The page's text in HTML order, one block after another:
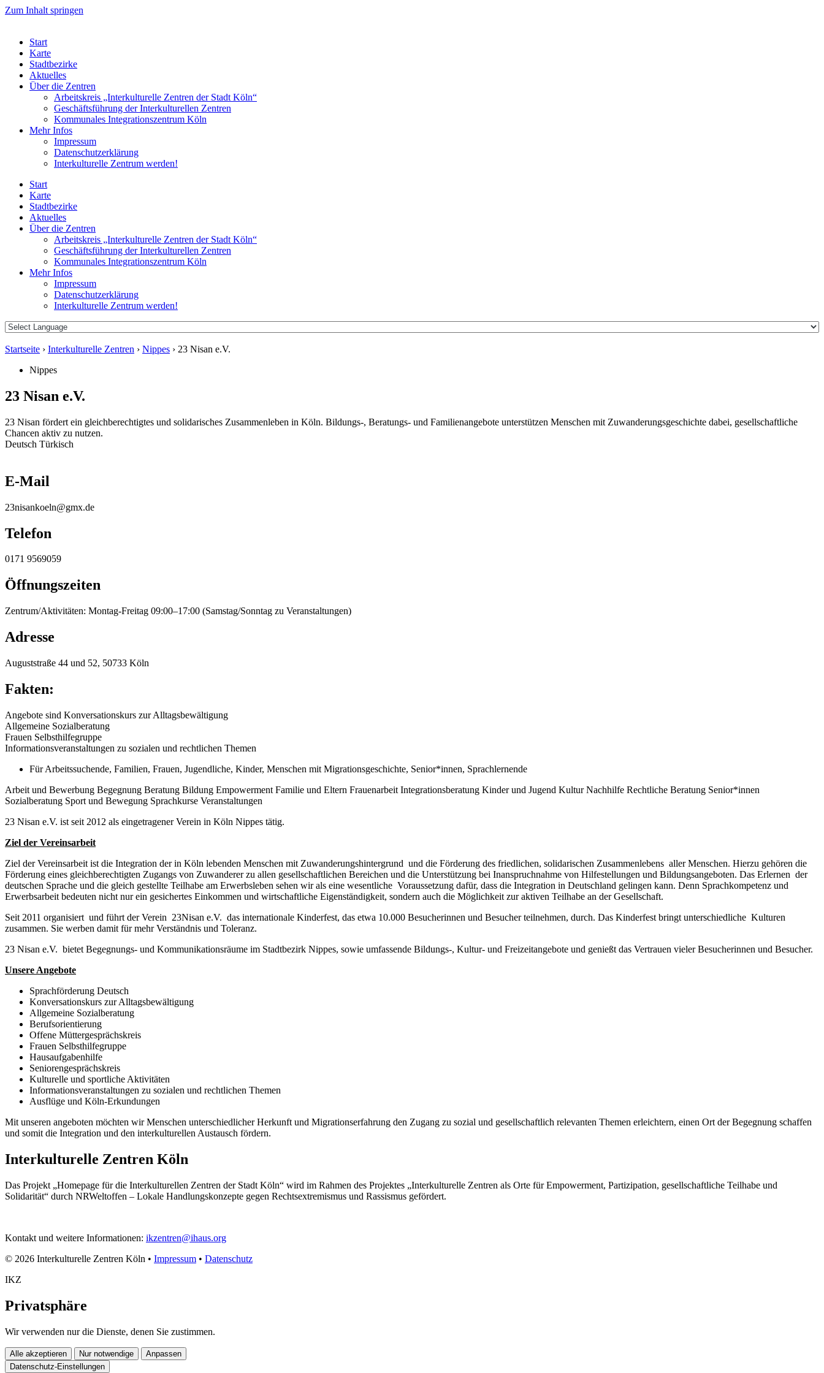
Zum Inhalt springen
Start
Karte
Stadtbezirke
Aktuelles
Über die Zentren
Arbeitskreis „Interkulturelle Zentren der Stadt Köln“
Geschäftsführung der Interkulturellen Zentren
Kommunales Integrationszentrum Köln
Mehr Infos
Impressum
Datenschutzerklärung
Interkulturelle Zentrum werden!
Start
Karte
Stadtbezirke
Aktuelles
Über die Zentren
Arbeitskreis „Interkulturelle Zentren der Stadt Köln“
Geschäftsführung der Interkulturellen Zentren
Kommunales Integrationszentrum Köln
Mehr Infos
Impressum
Datenschutzerklärung
Interkulturelle Zentrum werden!
Startseite › Interkulturelle Zentren › Nippes › 23 Nisan e.V.
Nippes
23 Nisan e.V.
23 Nisan fördert ein gleichberechtigtes und solidarisches Zusammenleben in Köln. Bildungs-, Beratungs- und Familienangebote unterstützen Menschen mit Zuwanderungsgeschichte dabei, gesellschaftliche
Chancen aktiv zu nutzen.
Deutsch Türkisch
E-Mail
23nisankoeln@gmx.de
Telefon
0171 9569059
Öffnungszeiten
Zentrum/Aktivitäten: Montag-Freitag 09:00–17:00 (Samstag/Sonntag zu Veranstaltungen)
Adresse
Auguststraße 44 und 52, 50733 Köln
Fakten:
Angebote sind Konversationskurs zur Alltagsbewältigung
Allgemeine Sozialberatung
Frauen Selbsthilfegruppe
Informationsveranstaltungen zu sozialen und rechtlichen Themen
Für Arbeitssuchende, Familien, Frauen, Jugendliche, Kinder, Menschen mit Migrationsgeschichte, Senior*innen, Sprachlernende
Arbeit und Bewerbung Begegnung Beratung Bildung Empowerment Familie und Eltern Frauenarbeit Integrationsberatung Kinder und Jugend Kultur Nachhilfe Rechtliche Beratung Senior*innen
Sozialberatung Sport und Bewegung Sprachkurse Veranstaltungen
23 Nisan e.V. ist seit 2012 als eingetragener Verein in Köln Nippes tätig.
Ziel der Vereinsarbeit
Ziel der Vereinsarbeit ist die Integration der in Köln lebenden Menschen mit Zuwanderungshintergrund und die Förderung des friedlichen, solidarischen Zusammenlebens aller Menschen. Hierzu gehören die
Förderung eines gleichberechtigten Zugangs von Zuwanderer zu allen gesellschaftlichen Bereichen und die Unterstützung bei Inanspruchnahme von Hilfestellungen und Bildungsangeboten. Das Erlernen der
deutschen Sprache und die gleich gestellte Teilhabe am Erwerbsleben sehen wir als eine wesentliche Voraussetzung dafür, dass die Integration in Deutschland gelingen kann. Denn Sprachkompetenz und
Erwerbsarbeit bedeuten nicht nur ein gesichertes Einkommen und wirtschaftliche Eigenständigkeit, sondern auch die Möglichkeit zur aktiven Teilhabe an der Gesellschaft.
Seit 2011 organisiert und führt der Verein 23Nisan e.V. das internationale Kinderfest, das etwa 10.000 Besucherinnen und Besucher teilnehmen, durch. Das Kinderfest bringt unterschiedliche Kulturen
zusammen. Sie werben damit für mehr Verständnis und Toleranz.
23 Nisan e.V. bietet Begegnungs- und Kommunikationsräume im Stadtbezirk Nippes, sowie umfassende Bildungs-, Kultur- und Freizeitangebote und genießt das Vertrauen vieler Besucherinnen und Besucher.
Unsere Angebote
Sprachförderung Deutsch
Konversationskurs zur Alltagsbewältigung
Allgemeine Sozialberatung
Berufsorientierung
Offene Müttergesprächskreis
Frauen Selbsthilfegruppe
Hausaufgabenhilfe
Seniorengesprächskreis
Kulturelle und sportliche Aktivitäten
Informationsveranstaltungen zu sozialen und rechtlichen Themen
Ausflüge und Köln-Erkundungen
Mit unseren angeboten möchten wir Menschen unterschiedlicher Herkunft und Migrationserfahrung den Zugang zu sozial und gesellschaftlich relevanten Themen erleichtern, einen Ort der Begegnung schaffen
und somit die Integration und den interkulturellen Austausch fördern.
Interkulturelle Zentren Köln
Das Projekt „Homepage für die Interkulturellen Zentren der Stadt Köln“ wird im Rahmen des Projektes „Interkulturelle Zentren als Orte für Empowerment, Partizipation, gesellschaftliche Teilhabe und
Solidarität“ durch NRWeltoffen – Lokale Handlungskonzepte gegen Rechtsextremismus und Rassismus gefördert.
Kontakt und weitere Informationen: ikzentren@ihaus.org
© 2026 Interkulturelle Zentren Köln • Impressum • Datenschutz
IKZ
Privatsphäre
Wir verwenden nur die Dienste, denen Sie zustimmen.
Alle akzeptieren Nur notwendige
Anpassen
Datenschutz-Einstellungen